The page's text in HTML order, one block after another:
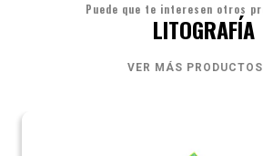
Puede que te interesen otros
LITOGRAFÍA
VER MÁS PRODUCTOS